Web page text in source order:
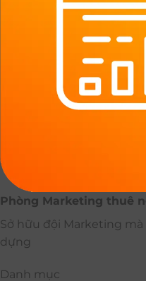
Phòng Marketing thuê
Sở hữu đội Marketing
dựng
Danh mục